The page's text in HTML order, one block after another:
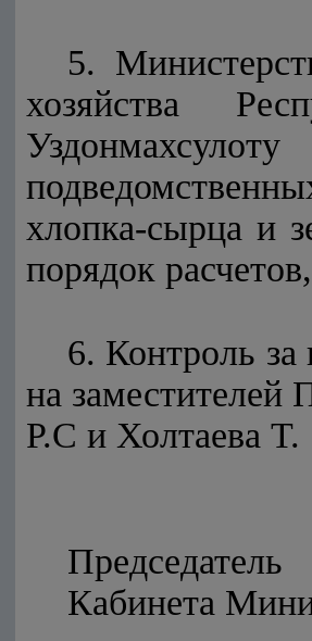
5.
хозяйства
хлопка-сырца и
порядок
6. Контроль за
на заместителей
Р.С и Холтаева Т.
Председатель